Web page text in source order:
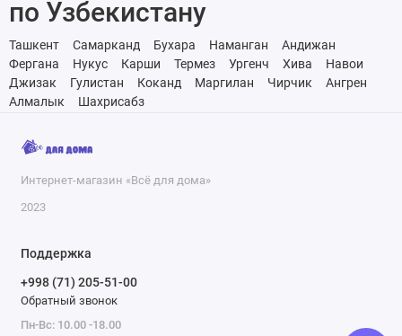
по Узбекистану
Ташкент Самарканд Бухара Наманган
Андижан
Фергана
Нукус Карши Термез Ургенч Хива
Навои
Джизак
Гулистан Коканд Маргилан Чирчик
Ангрен
Алмалык
Шахрисабз
Интернет-магазин «Всё для дома»
2023
Поддержка
+998 (71) 205-51-00
Обратный звонок
Пн-Вс: 10.00 -18.00